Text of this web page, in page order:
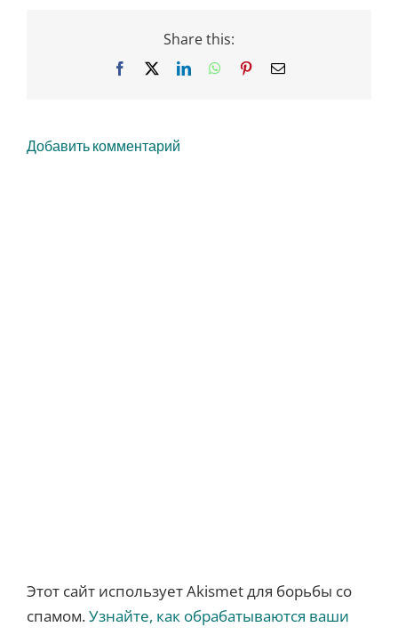
Share this:
Facebook LinkedInWhatsApp
PinterestEmail
Добавить комментарий
Этот сайт использует Akismet для борьбы со
спамом.Узнайте, как обрабатываются ваши